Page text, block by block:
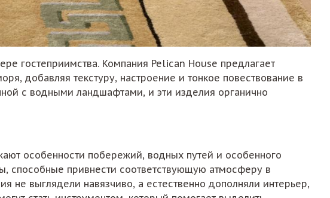
гостеприимства. Компания Pelican House предлагает
добавляя текстуру, настроение и тонкое повествование в
с водными ландшафтами, и эти изделия органично
особенности побережий, водных путей и особенного
способные привнести соответствующую атмосферу в
не выглядели навязчиво, а естественно дополняли интерьер,